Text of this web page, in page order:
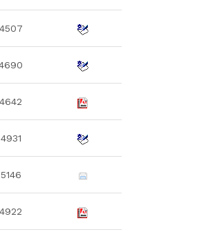
4507
4642
4931
5146
4922